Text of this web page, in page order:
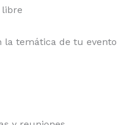
libre
la temática de tu evento